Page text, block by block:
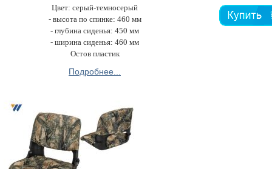
Цвет: серый-темносерый
- высота по спинке: 460 мм
- глубина сиденья: 450 мм
- ширина сиденья: 460 мм
Остов пластик
Подробнее...